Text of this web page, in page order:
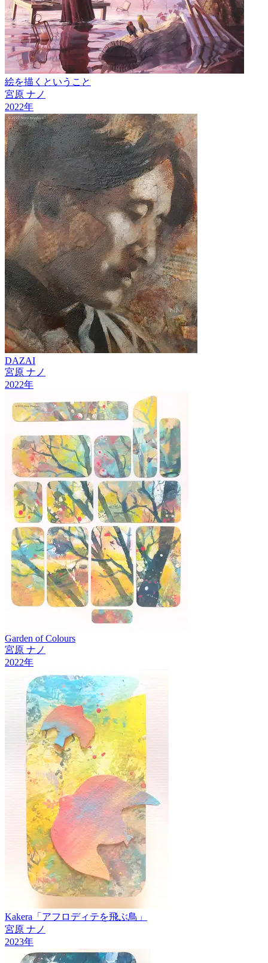
絵を描くということ
宮原 ナノ
2022年
DAZAI
宮原 ナノ
2022年
Garden of Colours
宮原 ナノ
2022年
Kakera「アフロディテを飛ぶ鳥」
宮原 ナノ
2023年